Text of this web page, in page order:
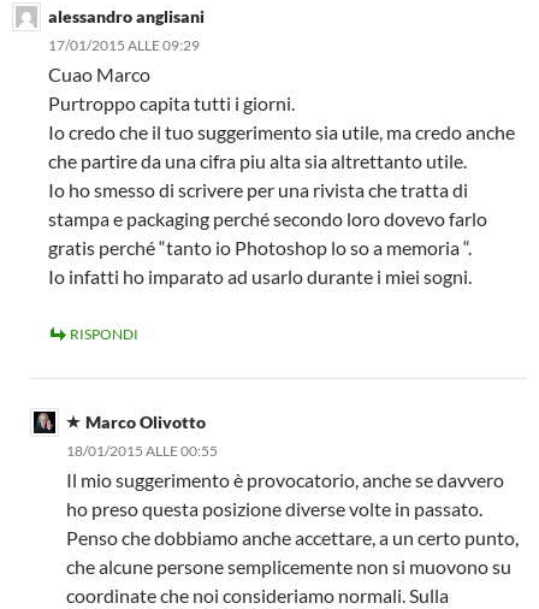
alessandro anglisani
17/01/2015 ALLE 09:29
Cuao Marco
Purtroppo capita tutti i giorni.
Io credo che il tuo suggerimento sia utile, ma credo anche
che partire da una cifra piu alta sia altrettanto utile.
Io ho smesso di scrivere per una rivista che tratta di
stampa e packaging perché secondo loro dovevo farlo
gratis perché “tanto io Photoshop lo so a memoria “.
Io infatti ho imparato ad usarlo durante i miei sogni.
RISPONDI
Marco Olivotto
18/01/2015 ALLE 00:55
Il mio suggerimento è provocatorio, anche se davvero
ho preso questa posizione diverse volte in passato.
Penso che dobbiamo anche accettare, a un certo punto,
che alcune persone semplicemente non si muovono su
coordinate che noi consideriamo normali. Sulla